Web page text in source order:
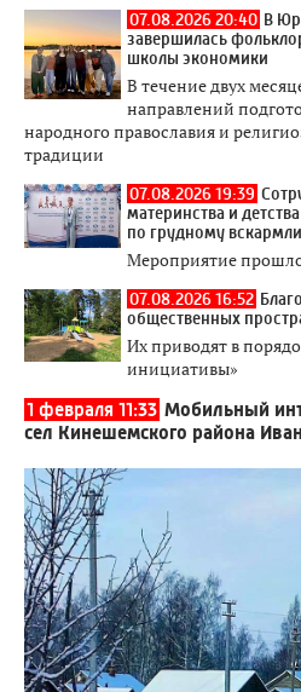
07.08.2026 20:40 В
завершилась
школы экономики
В течение двух
направлений
народного православия и
традиции
07.08.2026 19:39
материнства и
по грудному
Мероприятие
07.08.2026 16:52
общественных
Их приводят в
инициативы»
1 февраля 11:33 Мобильный
сел Кинешемского района